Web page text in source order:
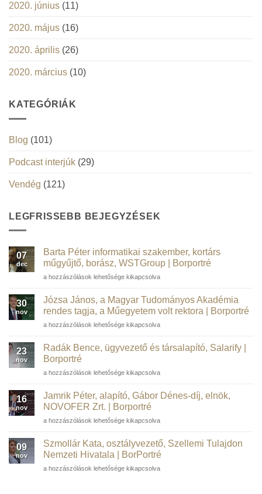
2020. június (11)
2020. május (16)
2020. április (26)
2020. március (10)
KATEGÓRIÁK
Blog (101)
Podcast interjúk (29)
Vendég (121)
LEGFRISSEBB BEJEGYZÉSEK
07
dec
Barta Péter informatikai szakember, kortárs
műgyűjtő, borász, WSTGroup | Borportré
Barta
informatikai
szakember,
műgyűjtő,
WSTGroup |
Borportré
a hozzászólások lehetősége kikapcsolva
30
nov
Józsa János, a Magyar Tudományos Akadémia
rendes tagja, a Műegyetem volt rektora | Borportré
Józsa
a
Magyar
Tudományos
Akadémia
tagja,
a
volt
|
Borportré
bejegyzéshez
a hozzászólások lehetősége kikapcsolva
23
nov
Radák Bence, ügyvezető és társalapító, Salarify |
Borportré
Radák
ügyvezető
és
Salarify
Borportré
bejegyzéshez
a hozzászólások lehetősége kikapcsolva
16
nov
Jamrik Péter, alapító, Gábor Dénes-díj, elnök,
NOVOFER Zrt. | Borportré
Jamrik
alapító,
Gábor
díj,
a hozzászólások lehetősége kikapcsolva
09
nov
Szmollár Kata, osztályvezető, Szellemi Tulajdon
Nemzeti Hivatala | BorPortré
Szmollár
a hozzászólások lehetősége kikapcsolva